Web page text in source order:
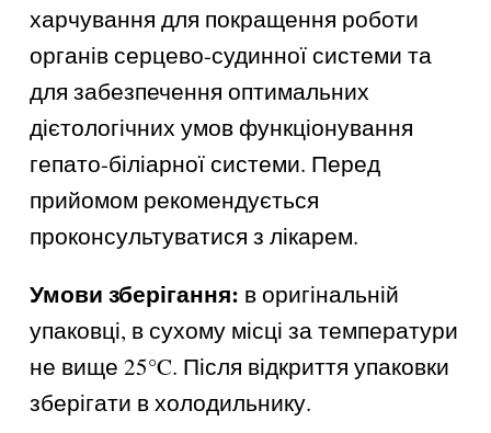
харчування для покращення роботи
органів серцево-судинної системи та
для забезпечення оптимальних
дієтологічних умов функціонування
гепато-біліарної системи. Перед
прийомом рекомендується
проконсультуватися з лікарем.
Умови зберігання: в оригінальній
упаковці, в сухому місці за температури
не вище 25°C. Після відкриття упаковки
зберігати в холодильнику.